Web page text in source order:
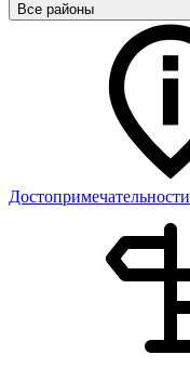
Все районы
Достопримечательности